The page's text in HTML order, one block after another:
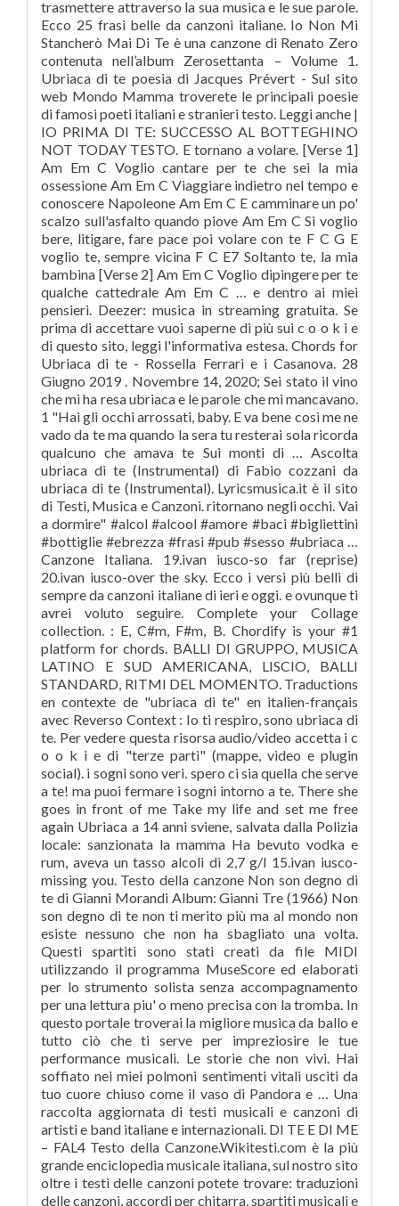
trasmettere attraverso la sua musica e le sue parole.
Ecco 25 frasi belle da canzoni italiane. Io Non Mi
Stancherò Mai Di Te è una canzone di Renato Zero
contenuta nell’album Zerosettanta – Volume 1.
Ubriaca di te poesia di Jacques Prévert - Sul sito
web Mondo Mamma troverete le principali poesie
di famosi poeti italiani e stranieri testo. Leggi anche |
IO PRIMA DI TE: SUCCESSO AL BOTTEGHINO
NOT TODAY TESTO. E tornano a volare. [Verse 1]
Am Em C Voglio cantare per te che sei la mia
ossessione Am Em C Viaggiare indietro nel tempo e
conoscere Napoleone Am Em C E camminare un po'
scalzo sull'asfalto quando piove Am Em C Si voglio
bere, litigare, fare pace poi volare con te F C G E
voglio te, sempre vicina F C E7 Soltanto te, la mia
bambina [Verse 2] Am Em C Voglio dipingere per te
qualche cattedrale Am Em C … e dentro ai miei
pensieri. Deezer: musica in streaming gratuita. Se
prima di accettare vuoi saperne di più sui c o o k i e
di questo sito, leggi l'informativa estesa. Chords for
Ubriaca di te - Rossella Ferrari e i Casanova. 28
Giugno 2019 . Novembre 14, 2020; Sei stato il vino
che mi ha resa ubriaca e le parole che mi mancavano.
1 "Hai gli occhi arrossati, baby. E va bene così me ne
vado da te ma quando la sera tu resterai sola ricorda
qualcuno che amava te Sui monti di … Ascolta
ubriaca di te (Instrumental) di Fabio cozzani da
ubriaca di te (Instrumental). Lyricsmusica.it è il sito
di Testi, Musica e Canzoni. ritornano negli occhi. Vai
a dormire" #alcol #alcool #amore #baci #bigliettini
#bottiglie #ebrezza #frasi #pub #sesso #ubriaca …
Canzone Italiana. 19.ivan iusco-so far (reprise)
20.ivan iusco-over the sky. Ecco i versi più belli di
sempre da canzoni italiane di ieri e oggi. e ovunque ti
avrei voluto seguire. Complete your Collage
collection. : E, C#m, F#m, B. Chordify is your #1
platform for chords. BALLI DI GRUPPO, MUSICA
LATINO E SUD AMERICANA, LISCIO, BALLI
STANDARD, RITMI DEL MOMENTO. Traductions
en contexte de "ubriaca di te" en italien-français
avec Reverso Context : Io ti respiro, sono ubriaca di
te. Per vedere questa risorsa audio/video accetta i c
o o k i e di "terze parti" (mappe, video e plugin
social). i sogni sono veri. spero ci sia quella che serve
a te! ma puoi fermare i sogni intorno a te. There she
goes in front of me Take my life and set me free
again Ubriaca a 14 anni sviene, salvata dalla Polizia
locale: sanzionata la mamma Ha bevuto vodka e
rum, aveva un tasso alcoli di 2,7 g/l 15.ivan iusco-
missing you. Testo della canzone Non son degno di
te di Gianni Morandi Album: Gianni Tre (1966) Non
son degno di te non ti merito più ma al mondo non
esiste nessuno che non ha sbagliato una volta.
Questi spartiti sono stati creati da file MIDI
utilizzando il programma MuseScore ed elaborati
per lo strumento solista senza accompagnamento
per una lettura piu' o meno precisa con la tromba. In
questo portale troverai la migliore musica da ballo e
tutto ciò che ti serve per impreziosire le tue
performance musicali. Le storie che non vivi. Hai
soffiato nei miei polmoni sentimenti vitali usciti da
tuo cuore chiuso come il vaso di Pandora e … Una
raccolta aggiornata di testi musicali e canzoni di
artisti e band italiane e internazionali. DI TE E DI ME
– FAL4 Testo della Canzone.Wikitesti.com è la più
grande enciclopedia musicale italiana, sul nostro sito
oltre i testi delle canzoni potete trovare: traduzioni
delle canzoni, accordi per chitarra, spartiti musicali e